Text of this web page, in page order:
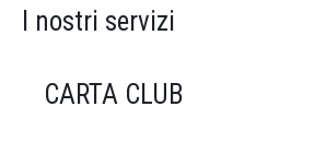
I nostri servizi
CARTA CLUB